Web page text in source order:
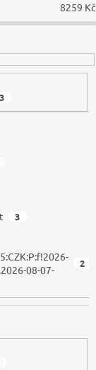
8259 Kč
3
3
08-07-
2